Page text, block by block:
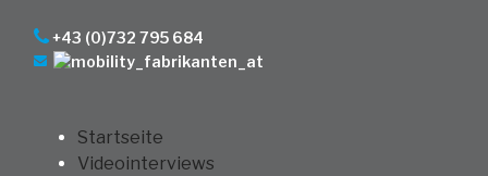
+43 (0)732 795 684
Startseite
Videointerviews